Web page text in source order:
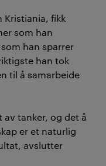
Kristiania, fikk
som han
han sparrer
han tok
til å samarbeide
av tanker, og det å
er et naturlig
avslutter